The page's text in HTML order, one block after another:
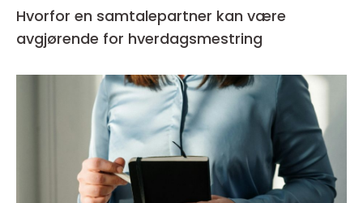
Hvorfor en samtalepartner kan være
avgjørende for hverdagsmestring